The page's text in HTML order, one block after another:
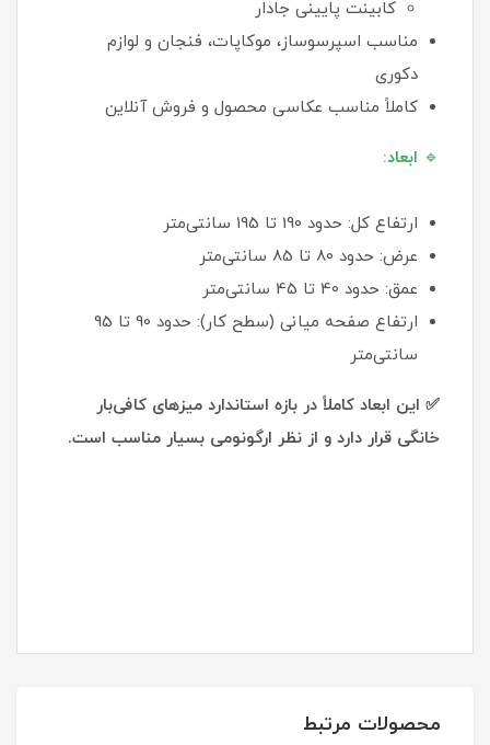
کابینت پایینی جادار
مناسب اسپرسوساز، موکاپات، فنجان و لوازم
دکوری
کاملاً مناسب عکاسی محصول و فروش آنلاین
🔹 ابعاد:
ارتفاع کل: حدود 190 تا 195 سانتی‌متر
عرض: حدود 80 تا 85 سانتی‌متر
عمق: حدود 40 تا 45 سانتی‌متر
ارتفاع صفحه میانی (سطح کار): حدود 90 تا 95
سانتی‌متر
✅ این ابعاد کاملاً در بازه استاندارد میزهای کافی‌بار
خانگی قرار دارد و از نظر ارگونومی بسیار مناسب است.
محصولات مرتبط